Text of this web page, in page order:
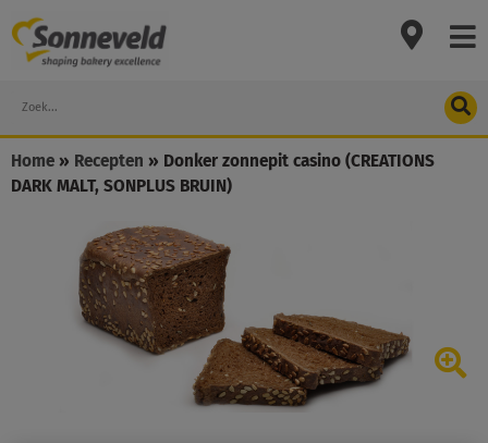
to
content
Search
Home » Recepten » Donker zonnepit casino (CREATIONS
DARK MALT, SONPLUS BRUIN)